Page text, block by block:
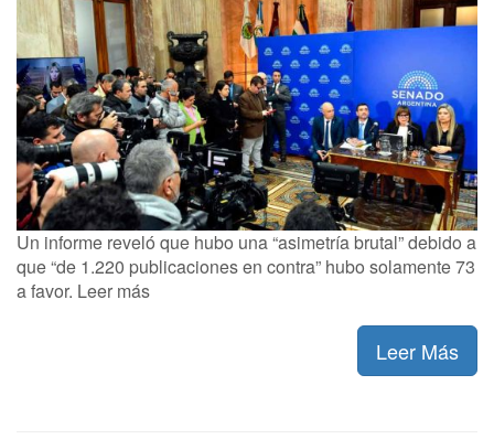
Un informe reveló que hubo una “asimetría brutal” debido a
que “de 1.220 publicaciones en contra” hubo solamente 73
a favor. Leer más
Leer Más